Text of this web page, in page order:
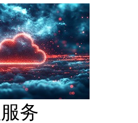
务